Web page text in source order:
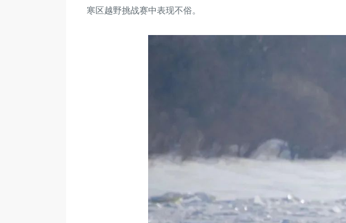
寒区越野挑战赛中表现不俗。